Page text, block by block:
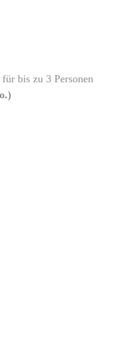
für bis zu 3 Personen